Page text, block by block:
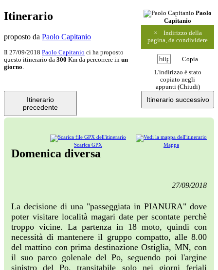
Paolo
Capitanio
×
Indirizzo della
pagina, da condividere
Copia
L'indirizzo è stato
copiato negli
appunti (Chiudi)
Itinerario
proposto da Paolo Capitanio
Il 27/09/2018 Paolo Capitanio ci ha proposto
questo itinerario da 300 Km da percorrere in un
giorno.
Itinerario
precedente
Itinerario successivo
Mappa
Scarica GPX
Domenica diversa
27/09/2018
La decisione di una "passeggiata in PIANURA" dove
poter visitare località magari date per scontate perchè
troppo vicine. La partenza in 18 moto, quindi con
necessità di mantenere il gruppo compatto, alle 8.00
del mattino con prima destinazione Ostiglia, MN, con
il suo parco golenale del Po, seguendo poi l'argine
sinistro del Po, transitabile solo nei giorni feriali